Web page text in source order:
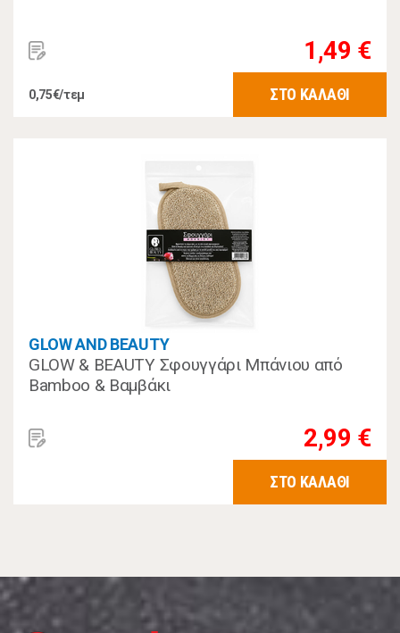
1,49 €
0,75€/τεμ ΣΤΟ ΚΑΛΑΘΙ
GLOW AND BEAUTY
GLOW & BEAUTY Σφουγγάρι Μπάνιου από
Bamboo & Βαμβάκι
2,99 €
ΣΤΟ ΚΑΛΑΘΙ